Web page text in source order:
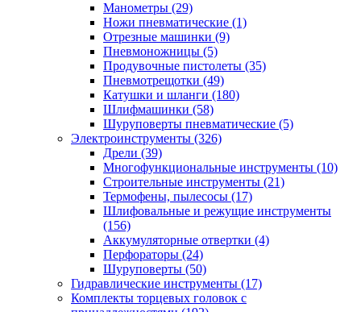
Манометры (29)
Ножи пневматические (1)
Отрезные машинки (9)
Пневмоножницы (5)
Продувочные пистолеты (35)
Пневмотрещотки (49)
Катушки и шланги (180)
Шлифмашинки (58)
Шуруповерты пневматические (5)
Электроинструменты (326)
Дрели (39)
Многофункциональные инструменты (10)
Строительные инструменты (21)
Термофены, пылесосы (17)
Шлифовальные и режущие инструменты
(156)
Аккумуляторные отвертки (4)
Перфораторы (24)
Шуруповерты (50)
Гидравлические инструменты (17)
Комплекты торцевых головок с